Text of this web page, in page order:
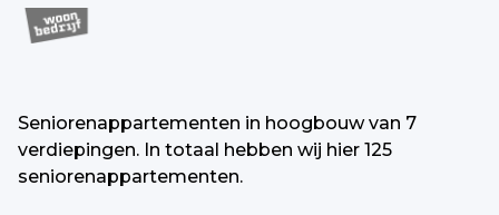
Seniorenappartementen in hoogbouw van 7
verdiepingen. In totaal hebben wij hier 125
seniorenappartementen.